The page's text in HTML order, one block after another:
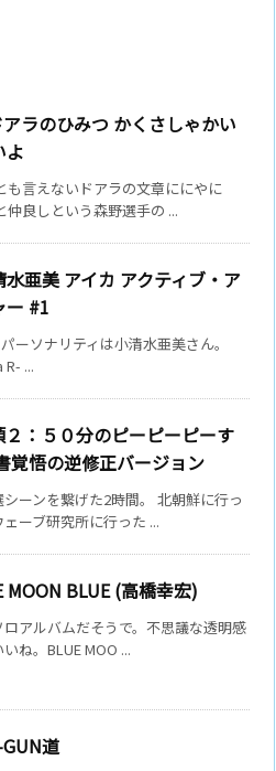
ラのひみつ かくさしゃかい
よ
も言えないドアラの文章ににやに
仲良しという森野選手の ...
亜美 アイカ アクティブ・ア
ー #1
ーソナリティは小清水亜美さん。
R- ...
２：５０分のピーピーピーす
覚悟の逆修正バージョン
ーンを繋げた2時間。 北朝鮮に行っ
ーブ研究所に行った ...
MOON BLUE (高橋幸宏)
ロアルバムだそうで。不思議な透明感
ね。BLUE MOO ...
道